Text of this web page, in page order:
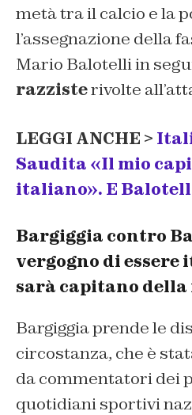
metà tra il calcio e la
l’assegnazione della
Mario Balotelli in
razzisterivolte
LEGGI ANCHE >
Saudita «Il mio
italiano». E
Bargiggia contro
vergogno di essere
sarà capitano
Bargiggia prende le
circostanza, che è
da commentatori dei
quotidiani sportivi